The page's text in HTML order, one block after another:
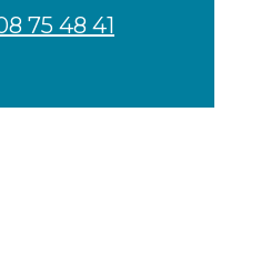
75 48 41